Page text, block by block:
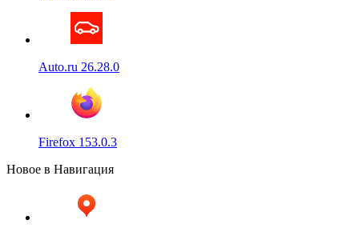
Auto.ru 26.28.0
Firefox 153.0.3
Новое в Навигация